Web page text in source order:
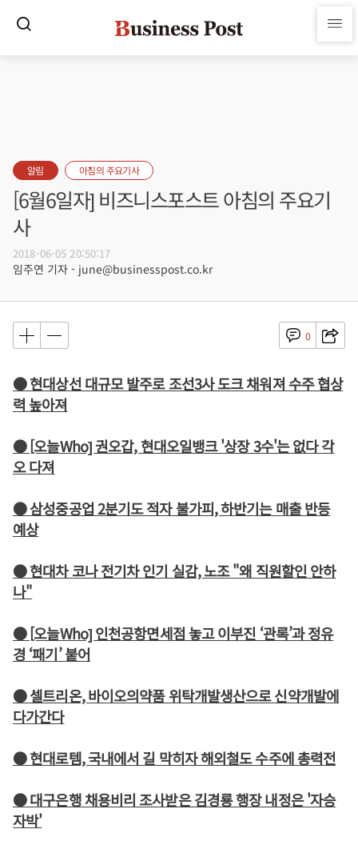
알림 아침의 주요기사
[6월6일자] 비즈니스포스트 아침의 주요기
사
2018-06-05 20:50:17
임주연 기자 - june@businesspost.co.kr
0
● 현대상선 대규모 발주로 조선3사 도크 채워져 수주 협상
력 높아져
● [오늘Who] 권오갑, 현대오일뱅크 '상장 3수'는 없다 각
오 다져
● 삼성중공업 2분기도 적자 불가피, 하반기는 매출 반등
예상
● 현대차 코나 전기차 인기 실감, 노조 "왜 직원할인 안하
나"
● [오늘Who] 인천공항면세점 놓고 이부진 ‘관록’과 정유
경 ‘패기’ 붙어
● 셀트리온, 바이오의약품 위탁개발생산으로 신약개발에
다가간다
● 현대로템, 국내에서 길 막히자 해외철도 수주에 총력전
● 대구은행 채용비리 조사받은 김경룡 행장 내정은 '자승
자박'